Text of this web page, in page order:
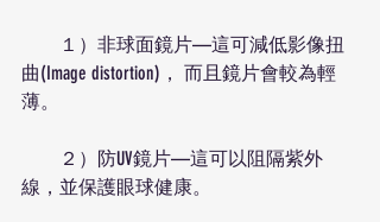
１）非球面鏡片—這可減低影像扭
曲(Image distortion)， 而且鏡片會較為輕
薄。
２）防UV鏡片—這可以阻隔紫外
線，並保護眼球健康。